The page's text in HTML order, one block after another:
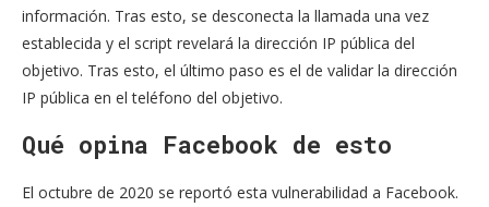
información. Tras esto, se desconecta la llamada una vez
establecida y el script revelará la dirección IP pública del
objetivo. Tras esto, el último paso es el de validar la dirección
IP pública en el teléfono del objetivo.
Qué opina Facebook de esto
El octubre de 2020 se reportó esta vulnerabilidad a Facebook.